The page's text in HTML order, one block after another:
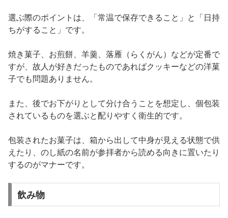
選ぶ際のポイントは、「常温で保存できること」と「日持
ちがすること」です。
焼き菓子、お煎餅、羊羹、落雁（らくがん）などが定番で
すが、故人が好きだったものであればクッキーなどの洋菓
子でも問題ありません。
また、後でお下がりとして分け合うことを想定し、個包装
されているものを選ぶと配りやすく衛生的です。
包装されたお菓子は、箱から出して中身が見える状態で供
えたり、のし紙の名前が参拝者から読める向きに置いたり
するのがマナーです。
飲み物